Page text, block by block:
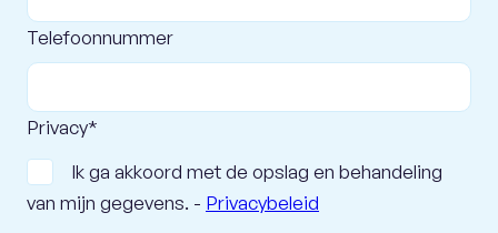
Telefoonnummer
Privacy*
Ik ga akkoord met de opslag en behandeling
van mijn gegevens. - Privacybeleid